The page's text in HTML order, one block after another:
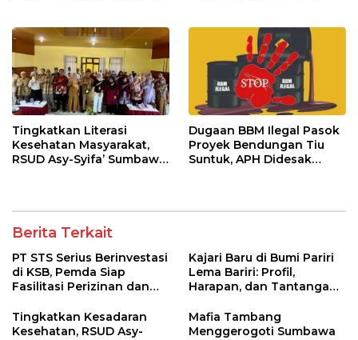
Tingkatkan Literasi
Kesehatan Masyarakat,
RSUD Asy-Syifa’ Sumbawa
Dugaan BBM Ilegal Pasok
Proyek Bendungan Tiu
Suntuk, APH Didesak
Berita Terkait
PT STS Serius Berinvestasi
di KSB, Pemda Siap
Fasilitasi Perizinan dan
Regulasi
Kajari Baru di Bumi Pariri
Lema Bariri: Profil,
Harapan, dan Tantangan
Tingkatkan Kesadaran
Kesehatan, RSUD Asy-
Mafia Tambang
Menggerogoti Sumbawa